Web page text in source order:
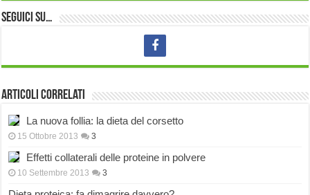
Seguici su…
Articoli correlati
La nuova follia: la dieta del corsetto
15 Ottobre 2013 3
Effetti collaterali delle proteine in polvere
10 Settembre 2013 3